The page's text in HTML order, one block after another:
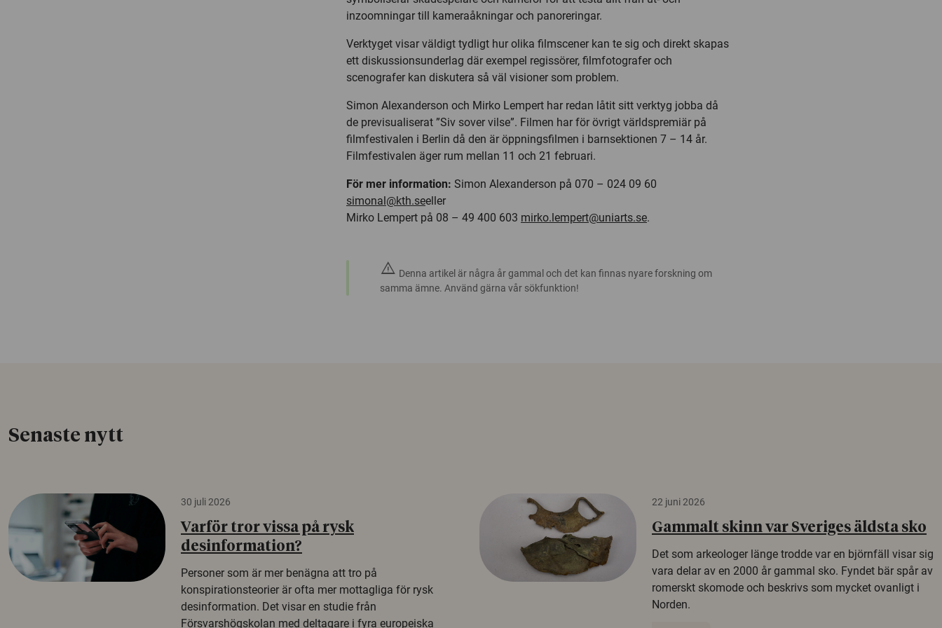
inzoomningar till kameraåkningar och panoreringar.
Verktyget visar väldigt tydligt hur olika filmscener kan te sig och direkt skapas
ett diskussionsunderlag där exempel regissörer, filmfotografer och
scenografer kan diskutera så väl visioner som problem.
Simon Alexanderson och Mirko Lempert har redan låtit sitt verktyg jobba då
de previsualiserat ”Siv sover vilse”. Filmen har för övrigt världspremiär på
filmfestivalen i Berlin då den är öppningsfilmen i barnsektionen 7 – 14 år.
Filmfestivalen äger rum mellan 11 och 21 februari.
För mer information: Simon Alexanderson på 070 – 024 09 60
simonal@kth.seeller
Mirko Lempert på 08 – 49 400 603 mirko.lempert@uniarts.se.
warning Denna artikel är några år gammal och det kan finnas nyare forskning om
samma ämne. Använd gärna vår sökfunktion!
Senaste nytt
30 juli 2026
Varför tror vissa på rysk
desinformation?
Personer som är mer benägna att tro på
konspirationsteorier är ofta mer mottagliga för rysk
desinformation. Det visar en studie från
Försvarshögskolan med deltagare i fyra europeiska
22 juni 2026
Gammalt skinn var Sveriges äldsta sko
Det som arkeologer länge trodde var en björnfäll visar sig
vara delar av en 2000 år gammal sko. Fyndet bär spår av
romerskt skomode och beskrivs som mycket ovanligt i
Norden.